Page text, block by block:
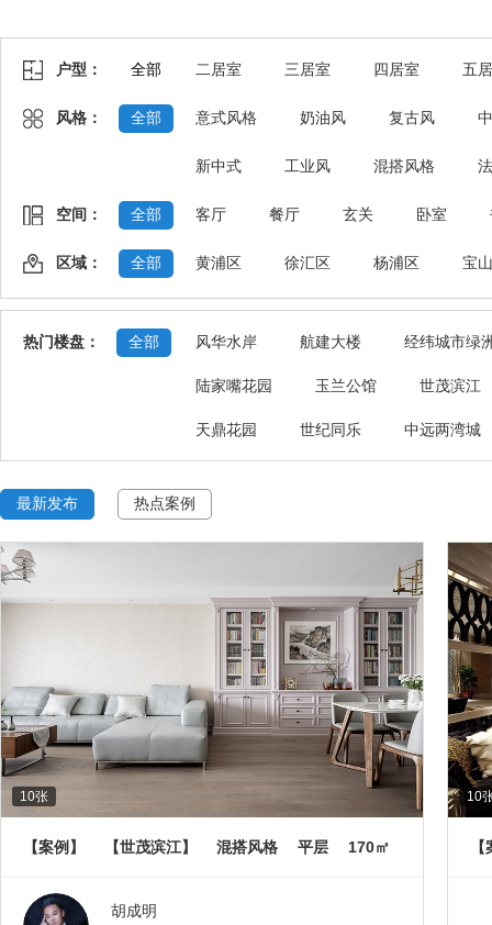
户型： 全部 二居室 三居室 四居室 五
风格： 全部 意式风格 奶油风 复古风
新中式 工业风 混搭风格
空间： 全部 客厅 餐厅 玄关 卧室
区域： 全部 黄浦区 徐汇区 杨浦区 宝
热门楼盘： 全部 风华水岸 航建大楼 经纬城市绿
陆家嘴花园 玉兰公馆 世茂滨江
天鼎花园 世纪同乐 中远两湾城
最新发布 热点案例
10张
【案例】 【世茂滨江】 混搭风格 平层 170㎡
胡成明
10